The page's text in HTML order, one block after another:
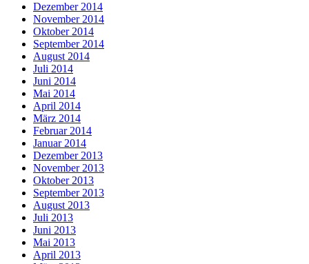
Dezember 2014
November 2014
Oktober 2014
September 2014
August 2014
Juli 2014
Juni 2014
Mai 2014
April 2014
März 2014
Februar 2014
Januar 2014
Dezember 2013
November 2013
Oktober 2013
September 2013
August 2013
Juli 2013
Juni 2013
Mai 2013
April 2013